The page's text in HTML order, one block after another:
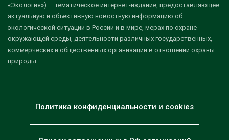
«Экология») — тематическое интернет-издание, предоставляющее
актуальную и объективную новостную информацию об
экологической ситуации в России и в мире, мерах по охране
окружающей среды, деятельности различных государственных,
коммерческих и общественных организаций в отношении охраны
природы.
Политика конфиденциальности и cookies